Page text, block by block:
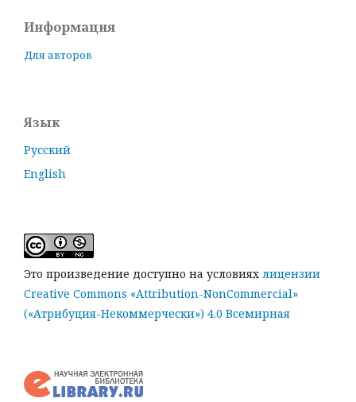
Информация
Для авторов
Язык
Русский
English
Это произведение доступно на условиях лицензии
Creative Commons «Attribution-NonCommercial»
(«Атрибуция-Некоммерчески») 4.0 Всемирная